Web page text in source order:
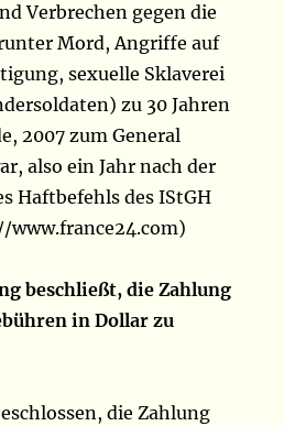
Verbrechen gegen die
Mord, Angriffe auf
sexuelle Sklaverei
zu 30 Jahren
2007 zum General
also ein Jahr nach der
Haftbefehls des IStGH
beschließt, die Zahlung
in Dollar zu
die Zahlung